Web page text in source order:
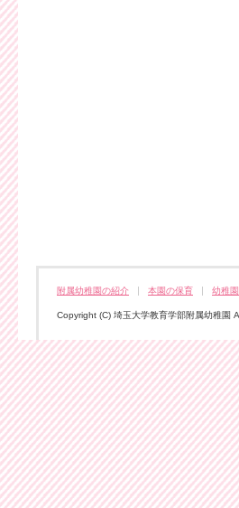
附属幼稚園の紹介 本園の保育 幼稚
Copyright (C) 埼玉大学教育学部附属幼稚園